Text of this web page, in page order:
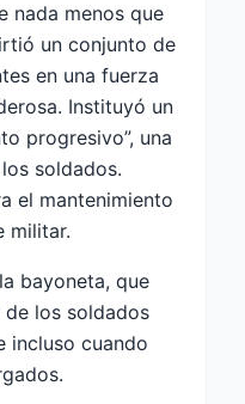
nada menos que
un conjunto de
en una fuerza
Instituyó un
progresivo”, una
soldados.
el mantenimiento
militar.
bayoneta, que
los soldados
incluso cuando